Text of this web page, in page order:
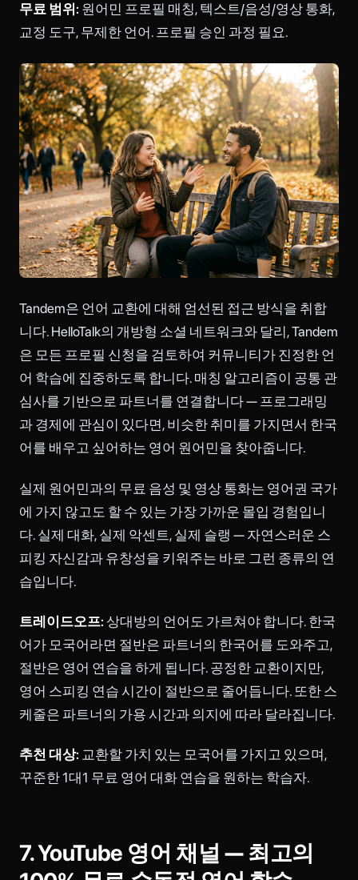
무료 범위: 원어민 프로필 매칭, 텍스트/음성/영상 통화,
교정 도구, 무제한 언어. 프로필 승인 과정 필요.
Tandem은 언어 교환에 대해 엄선된 접근 방식을 취합
니다. HelloTalk의 개방형 소셜 네트워크와 달리, Tandem
은 모든 프로필 신청을 검토하여 커뮤니티가 진정한 언
어 학습에 집중하도록 합니다. 매칭 알고리즘이 공통 관
심사를 기반으로 파트너를 연결합니다 — 프로그래밍
과 경제에 관심이 있다면, 비슷한 취미를 가지면서 한국
어를 배우고 싶어하는 영어 원어민을 찾아줍니다.
실제 원어민과의 무료 음성 및 영상 통화는 영어권 국가
에 가지 않고도 할 수 있는 가장 가까운 몰입 경험입니
다. 실제 대화, 실제 악센트, 실제 슬랭 — 자연스러운 스
피킹 자신감과 유창성을 키워주는 바로 그런 종류의 연
습입니다.
트레이드오프: 상대방의 언어도 가르쳐야 합니다. 한국
어가 모국어라면 절반은 파트너의 한국어를 도와주고,
절반은 영어 연습을 하게 됩니다. 공정한 교환이지만,
영어 스피킹 연습 시간이 절반으로 줄어듭니다. 또한 스
케줄은 파트너의 가용 시간과 의지에 따라 달라집니다.
추천 대상: 교환할 가치 있는 모국어를 가지고 있으며,
꾸준한 1대1 무료 영어 대화 연습을 원하는 학습자.
7. YouTube 영어 채널 — 최고의